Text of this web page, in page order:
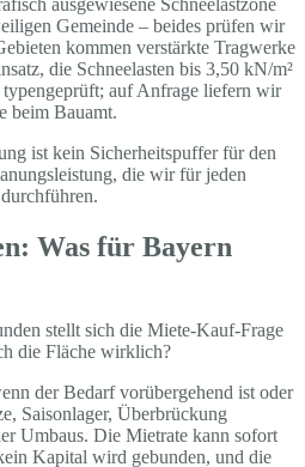
ausgewiesene Schneelastzone
Gemeinde – beides prüfen wir
kommen verstärkte Tragwerke
die Schneelasten bis 3,50 kN/m²
auf Anfrage liefern wir
beim Bauamt.
ist kein Sicherheitspuffer für den
die wir für jeden
Was für Bayern
stellt sich die Miete-Kauf-Frage
die Fläche wirklich?
der Bedarf vorübergehend ist oder
Saisonlager, Überbrückung
Umbaus. Die Mietrate kann sofort
Kapital wird gebunden, und die